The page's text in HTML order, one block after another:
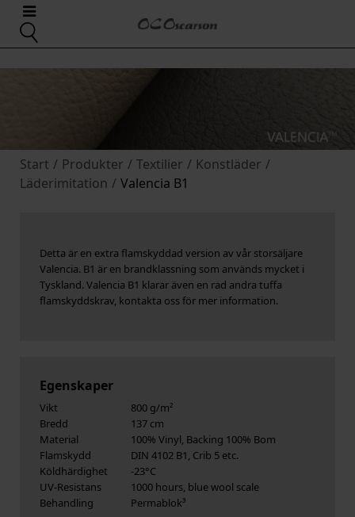
Start / Produkter / Textilier / Konstläder /
Läderimitation / Valencia B1
Detta är en extra flamskyddad version av vår storsäljare
Valencia. B1 är en brandklassning som används mycket i
Tyskland. Valencia B1 klarar även en rad andra tuffa
flamskyddskrav, kontakta oss för mer information.
Egenskaper
Vikt
800 g/m²
Bredd
137 cm
Material
100% Vinyl, Backing 100% Bom
Flamskydd
DIN 4102 B1, Crib 5 etc.
Köldhärdighet
-23°C
UV-Resistans
1000 hours, blue wool scale
Behandling
Permablok³